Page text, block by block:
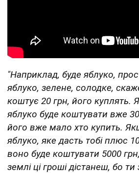
"Наприклад, буде яблуко,
яблуко, зелене, солодке,
коштує 20 грн, його куплять.
яблуко буде коштувати вже
його вже мало хто купить.
яблуко, яке дасть тобі плюс
воно буде коштувати 5000
землі ці гроші дістанеш, бо